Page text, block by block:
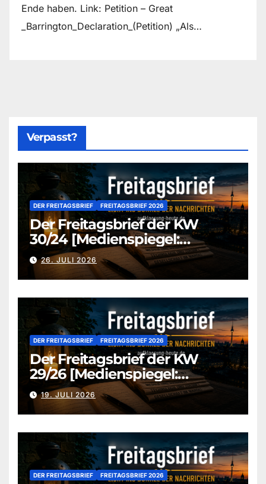
Ende haben. Link: Petition – Great
_Barrington_Declaration_(Petition) „Als…
Verpasst?
DER FREITAGSBRIEF FREITAGSBRIEF 2026
Der Freitagsbrief der KW
30/24 [Medienspiegel:
aufklaerung-heute-de]
26. JULI 2026
DER FREITAGSBRIEF FREITAGSBRIEF 2026
Der Freitagsbrief der KW
29/26 [Medienspiegel:
aufklaerung-heute.de]
19. JULI 2026
DER FREITAGSBRIEF FREITAGSBRIEF 2026